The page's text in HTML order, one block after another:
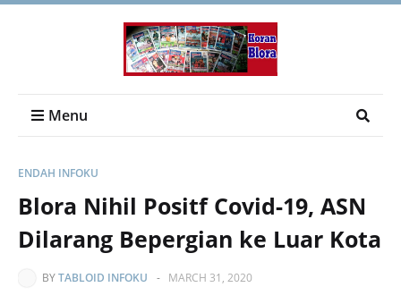
Menu
ENDAH INFOKU
Blora Nihil Positf Covid-19, ASN
Dilarang Bepergian ke Luar Kota
BYTABLOID INFOKU - MARCH 31, 2020